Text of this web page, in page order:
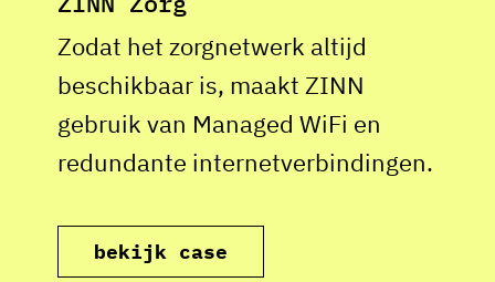
Zodat het zorgnetwerk altijd
beschikbaar is, maakt ZINN
gebruik van Managed WiFi en
redundante internetverbindingen.
bekijk case